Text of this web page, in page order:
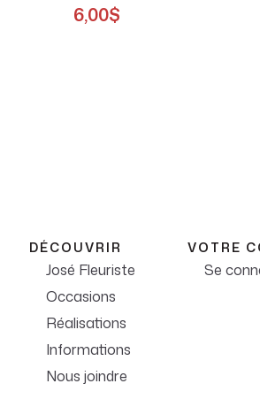
6,00$
DÉCOUVRIR
José Fleuriste
Occasions
Réalisations
Informations
Nous joindre
VOTRE
Se